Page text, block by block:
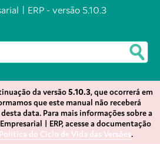
| ERP - versão 5.10.3
da versão5.10.3, que ocorrerá em
que este manual não receberá
data. Para mais informações sobre a
| ERP, acesse a documentação
do Ciclo de Vida das Versões.